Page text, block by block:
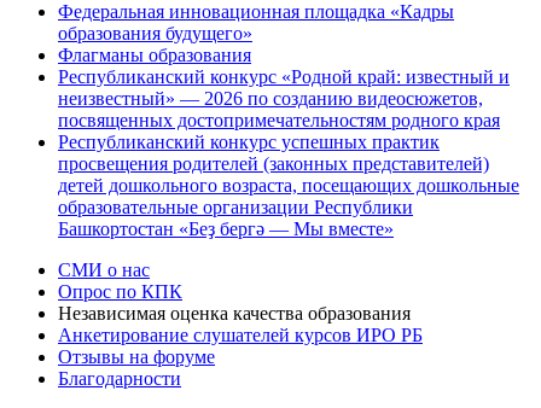
Федеральная инновационная площадка «Кадры
образования будущего»
Флагманы образования
Республиканский конкурс «Родной край: известный и
неизвестный» — 2026 по созданию видеосюжетов,
посвященных достопримечательностям родного края
Республиканский конкурс успешных практик
просвещения родителей (законных представителей)
детей дошкольного возраста, посещающих дошкольные
образовательные организации Республики
Башкортостан «Беҙ бергә — Мы вместе»
СМИ о нас
Опрос по КПК
Независимая оценка качества образования
Анкетирование слушателей курсов ИРО РБ
Отзывы на форуме
Благодарности